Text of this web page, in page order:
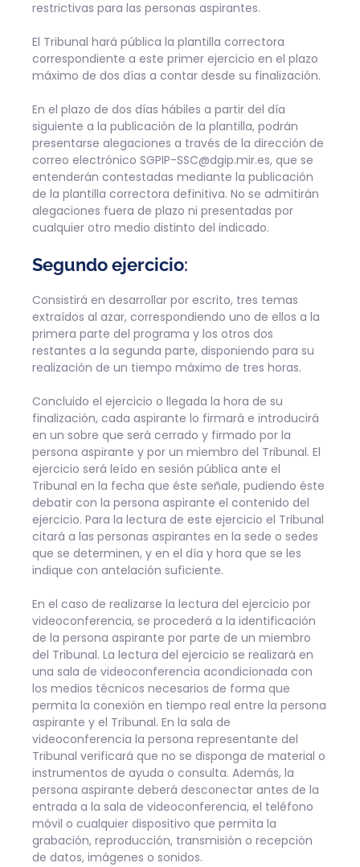
restrictivas para las personas aspirantes.
El Tribunal hará pública la plantilla correctora
correspondiente a este primer ejercicio en el plazo
máximo de dos días a contar desde su finalización.
En el plazo de dos días hábiles a partir del día
siguiente a la publicación de la plantilla, podrán
presentarse alegaciones a través de la dirección de
correo electrónico SGPIP-SSC@dgip.mir.es, que se
entenderán contestadas mediante la publicación
de la plantilla correctora definitiva. No se admitirán
alegaciones fuera de plazo ni presentadas por
cualquier otro medio distinto del indicado.
Segundo ejercicio:
Consistirá en desarrollar por escrito, tres temas
extraídos al azar, correspondiendo uno de ellos a la
primera parte del programa y los otros dos
restantes a la segunda parte, disponiendo para su
realización de un tiempo máximo de tres horas.
Concluido el ejercicio o llegada la hora de su
finalización, cada aspirante lo firmará e introducirá
en un sobre que será cerrado y firmado por la
persona aspirante y por un miembro del Tribunal. El
ejercicio será leído en sesión pública ante el
Tribunal en la fecha que éste señale, pudiendo éste
debatir con la persona aspirante el contenido del
ejercicio. Para la lectura de este ejercicio el Tribunal
citará a las personas aspirantes en la sede o sedes
que se determinen, y en el día y hora que se les
indique con antelación suficiente.
En el caso de realizarse la lectura del ejercicio por
videoconferencia, se procederá a la identificación
de la persona aspirante por parte de un miembro
del Tribunal. La lectura del ejercicio se realizará en
una sala de videoconferencia acondicionada con
los medios técnicos necesarios de forma que
permita la conexión en tiempo real entre la persona
aspirante y el Tribunal. En la sala de
videoconferencia la persona representante del
Tribunal verificará que no se disponga de material o
instrumentos de ayuda o consulta. Además, la
persona aspirante deberá desconectar antes de la
entrada a la sala de videoconferencia, el teléfono
móvil o cualquier dispositivo que permita la
grabación, reproducción, transmisión o recepción
de datos, imágenes o sonidos.